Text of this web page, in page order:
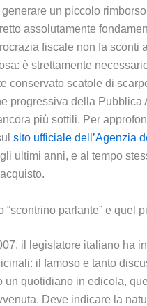
un piccolo
assolutamente
fiscale non fa sconti
è strettamente
conservato scatole di
progressiva della Pubblica
più sottili. Per
sito ufficiale dell’Agenzia
ultimi anni, e al tempo
“scontrino parlante” e quel
il legislatore italiano ha
il famoso e tanto
un quotidiano in edicola,
Deve indicare la